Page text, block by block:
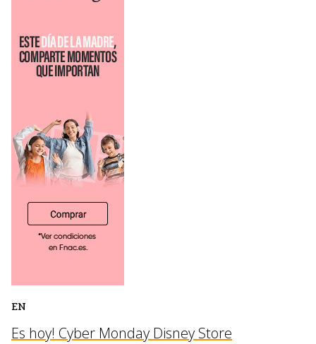
EN
Es hoy! Cyber Monday Disney Store